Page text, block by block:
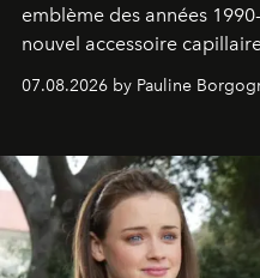
emblème des années
nouvel accessoire
s'arrachent déjà.
07.08.2026 by Pauline